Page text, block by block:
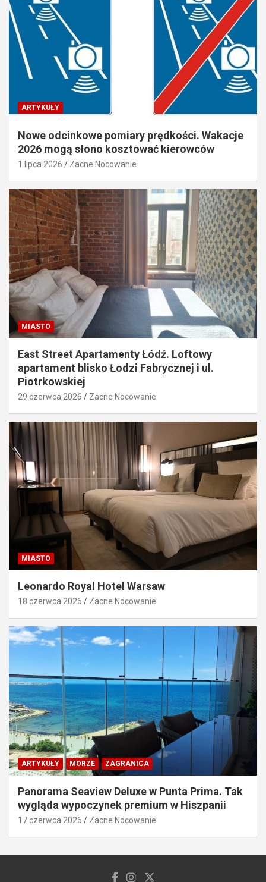
ARTYKUŁY
Nowe odcinkowe pomiary prędkości. Wakacje
2026 mogą słono kosztować kierowców
1 lipca 2026 Zacne Nocowanie
MIASTO
East Street Apartamenty Łódź. Loftowy
apartament blisko Łodzi Fabrycznej i ul.
Piotrkowskiej
29 czerwca 2026 Zacne Nocowanie
MIASTO
Leonardo Royal Hotel Warsaw
18 czerwca 2026 Zacne Nocowanie
ARTYKUŁY MORZE ZAGRANICA
Panorama Seaview Deluxe w Punta Prima. Tak
wygląda wypoczynek premium w Hiszpanii
17 czerwca 2026 Zacne Nocowanie